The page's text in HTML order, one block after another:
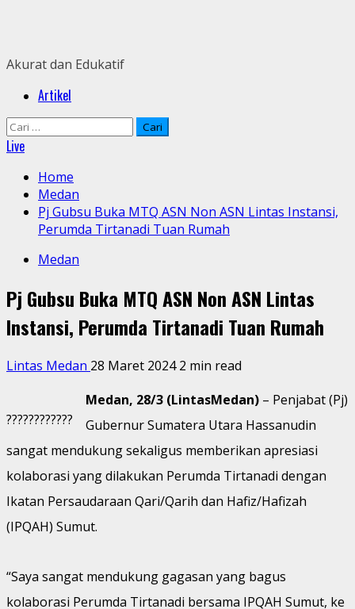
Akurat dan Edukatif
PrimaryArtikel
Cari
untuk:
Live
Home
Medan
Pj Gubsu Buka MTQ ASN Non ASN Lintas Instansi,
Perumda Tirtanadi Tuan Rumah
Medan
Pj Gubsu Buka MTQ ASN Non ASN Lintas
Instansi, Perumda Tirtanadi Tuan Rumah
Lintas Medan 28 Maret 20242 min read
????????????
Medan, 28/3 (LintasMedan) – Penjabat (Pj)
Gubernur Sumatera Utara Hassanudin
sangat mendukung sekaligus memberikan apresiasi
kolaborasi yang dilakukan Perumda Tirtanadi dengan
Ikatan Persaudaraan Qari/Qarih dan Hafiz/Hafizah
(IPQAH) Sumut.
“Saya sangat mendukung gagasan yang bagus
kolaborasi Perumda Tirtanadi bersama IPQAH Sumut, ke